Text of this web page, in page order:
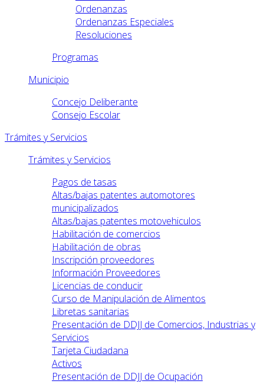
Ordenanzas
Ordenanzas Especiales
Resoluciones
Programas
Municipio
Concejo Deliberante
Consejo Escolar
Trámites y Servicios
Trámites y Servicios
Pagos de tasas
Altas/bajas patentes automotores
municipalizados
Altas/bajas patentes motovehiculos
Habilitación de comercios
Habilitación de obras
Inscripción proveedores
Información Proveedores
Licencias de conducir
Curso de Manipulación de Alimentos
Libretas sanitarias
Presentación de DDJJ de Comercios, Industrias y
Servicios
Tarjeta Ciudadana
Activos
Presentación de DDJJ de Ocupación